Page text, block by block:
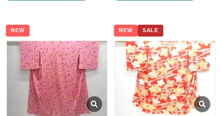
NEW NEW SALE